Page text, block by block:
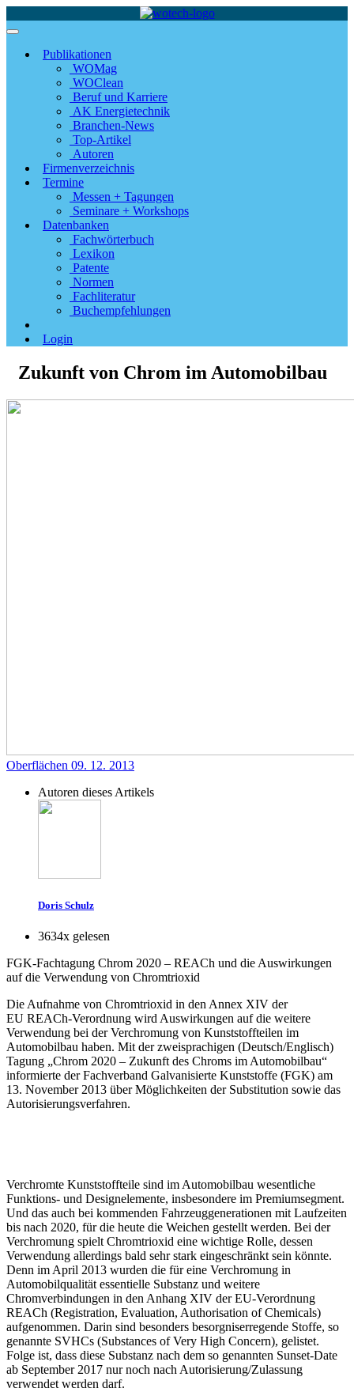
Publikationen
WOMag
WOClean
Beruf und Karriere
AK Energietechnik
Branchen-News
Top-Artikel
Autoren
Firmenverzeichnis
Termine
Messen + Tagungen
Seminare + Workshops
Datenbanken
Fachwörterbuch
Lexikon
Patente
Normen
Fachliteratur
Buchempfehlungen
Login
Zukunft von Chrom im Automobilbau
Oberflächen 09. 12. 2013
Autoren dieses Artikels
Doris Schulz
3634x gelesen
FGK-Fachtagung Chrom 2020 – REACh und die Auswirkungen
auf die Verwendung von Chromtrioxid
Die Aufnahme von Chromtrioxid in den Annex XIV der
EU REACh-Verordnung wird Auswirkungen auf die weitere
Verwendung bei der Verchromung von Kunststoffteilen im
Automobilbau haben. Mit der zweisprachigen (Deutsch/Englisch)
Tagung „Chrom 2020 – ­Zukunft des Chroms im Automobilbau“
informierte der Fachverband Galvanisierte Kunststoffe (FGK) am
13. November 2013 über Möglichkeiten der Substitution sowie das
Autorisierungsverfahren.
Verchromte Kunststoffteile sind im Automobilbau wesentliche
Funktions- und Designelemente, insbesondere im Premiumsegment.
Und das auch bei kommenden Fahrzeuggenerationen mit Laufzeiten
bis nach 2020, für die heute die Weichen gestellt werden. Bei der
Verchromung spielt Chromtrioxid eine wichtige Rolle, dessen
Verwendung allerdings bald sehr stark eingeschränkt sein könnte.
Denn im April 2013 wurden die für eine Verchromung in
Automobilqualität essentielle Substanz und weitere
Chromverbindungen in den Anhang XIV der EU-Verordnung
REACh (Registration, Evaluation, Authorisation of Chemicals)
aufgenommen. Darin sind besonders besorgniserregende Stoffe, so
genannte SVHCs (Substances of Very High Concern), gelistet.
Folge ist, dass diese Substanz nach dem so genannten Sunset-Date
ab September 2017 nur noch nach Autorisierung/Zulassung
verwendet werden darf.